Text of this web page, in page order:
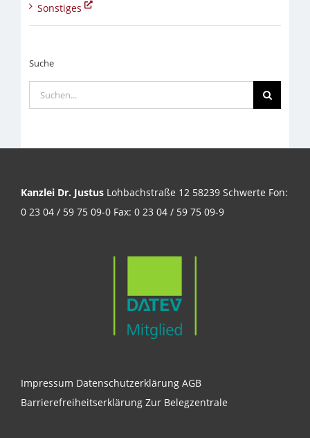
Sonstiges
Suche
Suche
nach:
Kanzlei Dr. Justus Lohbachstraße 12 58239 Schwerte Fon:
0 23 04 / 59 75 09-0 Fax: 0 23 04 / 59 75 09-9
Impressum Datenschutzerklärung AGB
Barrierefreiheitserklärung Zur Belegzentrale